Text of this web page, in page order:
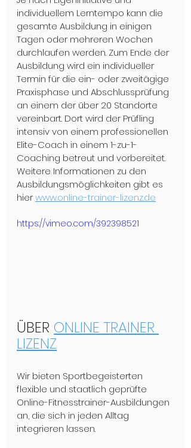
individuellem Lerntempo kann die
gesamte Ausbildung in einigen
Tagen oder mehreren Wochen
durchlaufen werden. Zum Ende der
Ausbildung wird ein individueller
Termin für die ein- oder zweitägige
Praxisphase und Abschlussprüfung
an einem der über 20 Standorte
vereinbart. Dort wird der Prüfling
intensiv von einem professionellen
Elite-Coach in einem 1-zu-1-
Coaching betreut und vorbereitet.
Weitere Informationen zu den
Ausbildungsmöglichkeiten gibt es
hier www.online-trainer-lizenz.de
https://vimeo.com/392398521
ÜBER ONLINE TRAINER
LIZENZ
Wir bieten Sportbegeisterten
flexible und staatlich geprüfte
Online-Fitnesstrainer-Ausbildungen
an, die sich in jeden Alltag
integrieren lassen.